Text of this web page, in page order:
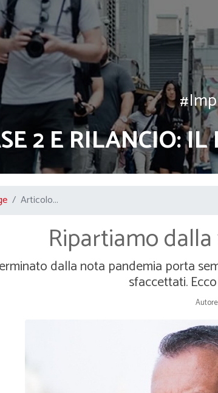
2 E RILANCIO:
Articolo...
Ripartiamo
dalla nota pandemia porta
sfaccettati.